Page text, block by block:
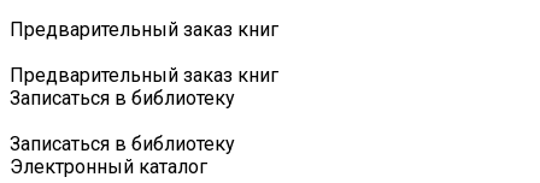
Предварительный заказ книг
Предварительный заказ книг
Записаться в библиотеку
Записаться в библиотеку
Электронный каталог